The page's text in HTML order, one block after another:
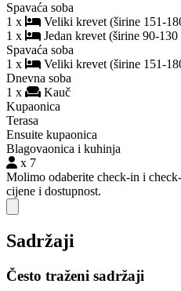
Spavaća soba
1 x
Veliki krevet (širine 151-
1 x
Jedan krevet (širine 90-130
Spavaća soba
1 x
Veliki krevet (širine 151-
Dnevna soba
1 x
Kauč
Kupaonica
Terasa
Ensuite kupaonica
Blagovaonica i kuhinja
x 7
Molimo odaberite check-in i
cijene i dostupnost.
Close modal
Sadržaji
Često traženi sadržaji